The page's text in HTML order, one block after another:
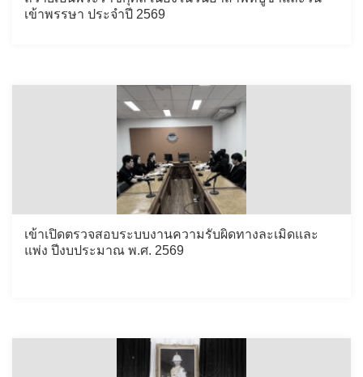
เข้าพรรษา ประจำปี 2569
เข้าเปิดตรวจสอบระบบงานความรับผิดทางละเมิดและ
แพ่ง ปีงบประมาณ พ.ศ. 2569